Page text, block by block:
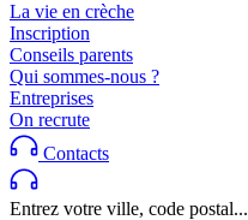
La vie en crèche
Inscription
Conseils parents
Qui sommes-nous ?
Entreprises
On recrute
Contacts
Entrez votre ville, code postal...